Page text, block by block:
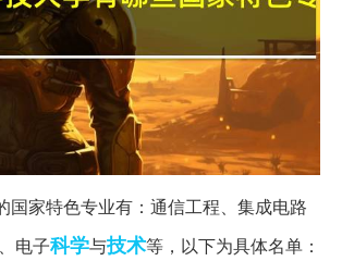
国家特色专业有：通信工程、集成电路
电子科学与技术等，以下为具体名单：